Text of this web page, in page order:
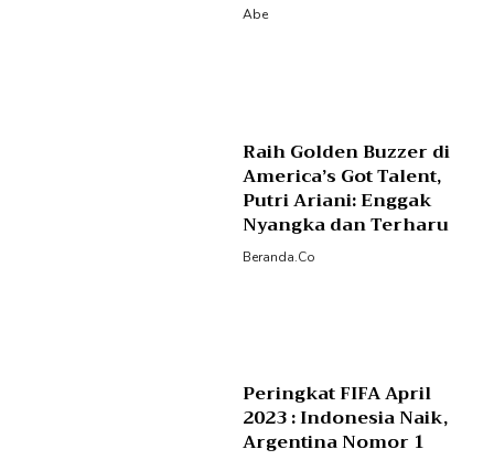
Abe
Raih Golden Buzzer di
America’s Got Talent,
Putri Ariani: Enggak
Nyangka dan Terharu
Beranda.co
Peringkat FIFA April
2023 : Indonesia Naik,
Argentina Nomor 1